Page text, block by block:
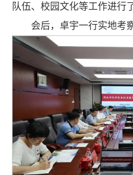
队伍、校园文化等工作进行
会后，卓宇一行实地考